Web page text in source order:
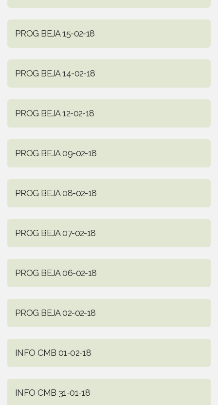
PROG BEJA 15-02-18
PROG BEJA 14-02-18
PROG BEJA 12-02-18
PROG BEJA 09-02-18
PROG BEJA 08-02-18
PROG BEJA 07-02-18
PROG BEJA 06-02-18
PROG BEJA 02-02-18
INFO CMB 01-02-18
INFO CMB 31-01-18